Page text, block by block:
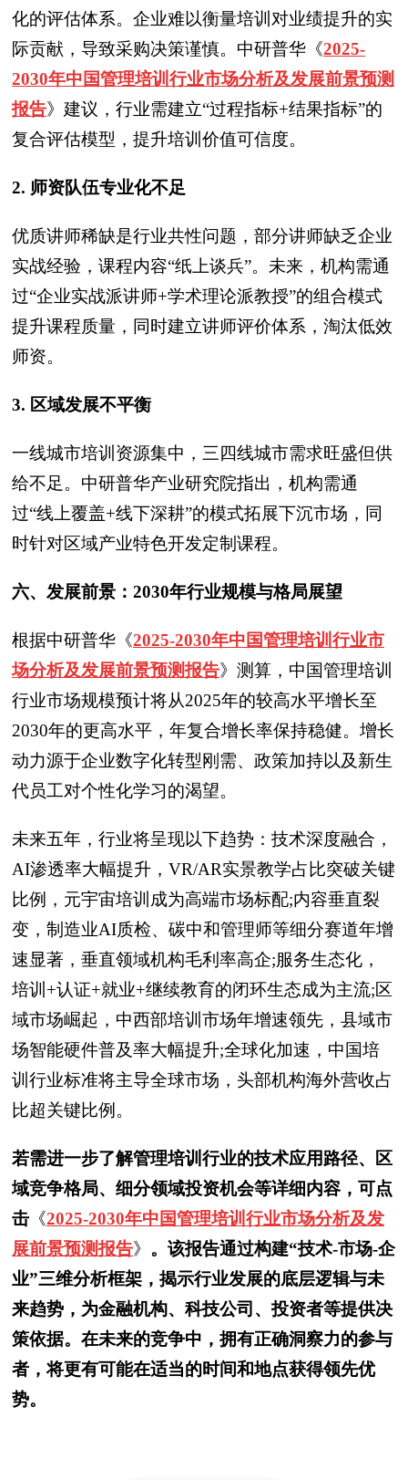
化的评估体系。企业难以衡量培训对业绩提升的实
际贡献，导致采购决策谨慎。中研普华 《2025-
2030年中国管理培训行业市场分析及发展前景预测
报告》 建议，行业需建立“过程指标+结果指标”的
复合评估模型，提升培训价值可信度。
2. 师资队伍专业化不足
优质讲师稀缺是行业共性问题，部分讲师缺乏企业
实战经验，课程内容“纸上谈兵”。未来，机构需通
过“企业实战派讲师+学术理论派教授”的组合模式
提升课程质量，同时建立讲师评价体系，淘汰低效
师资。
3. 区域发展不平衡
一线城市培训资源集中，三四线城市需求旺盛但供
给不足。中研普华产业研究院指出，机构需通
过“线上覆盖+线下深耕”的模式拓展下沉市场，同
时针对区域产业特色开发定制课程。
六、发展前景：2030年行业规模与格局展望
根据中研普华 《2025-2030年中国管理培训行业市
场分析及发展前景预测报告》 测算，中国管理培训
行业市场规模预计将从2025年的较高水平增长至
2030年的更高水平，年复合增长率保持稳健。增长
动力源于企业数字化转型刚需、政策加持以及新生
代员工对个性化学习的渴望。
未来五年，行业将呈现以下趋势：技术深度融合，
AI渗透率大幅提升，VR/AR实景教学占比突破关键
比例，元宇宙培训成为高端市场标配;内容垂直裂
变，制造业AI质检、碳中和管理师等细分赛道年增
速显著，垂直领域机构毛利率高企;服务生态化，
培训+认证+就业+继续教育的闭环生态成为主流;区
域市场崛起，中西部培训市场年增速领先，县域市
场智能硬件普及率大幅提升;全球化加速，中国培
训行业标准将主导全球市场，头部机构海外营收占
比超关键比例。
若需进一步了解管理培训行业的技术应用路径、区
域竞争格局、细分领域投资机会等详细内容，可点
击 《2025-2030年中国管理培训行业市场分析及发
展前景预测报告》 。该报告通过构建“技术-市场-企
业”三维分析框架，揭示行业发展的底层逻辑与未
来趋势，为金融机构、科技公司、投资者等提供决
策依据。在未来的竞争中，拥有正确洞察力的参与
者，将更有可能在适当的时间和地点获得领先优
势。